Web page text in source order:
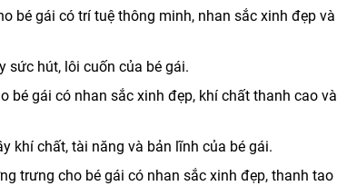
bé gái có trí tuệ thông minh, nhan sắc xinh đẹp và
sức hút, lôi cuốn của bé gái.
bé gái có nhan sắc xinh đẹp, khí chất thanh cao và
khí chất, tài năng và bản lĩnh của bé gái.
trưng cho bé gái có nhan sắc xinh đẹp, thanh tao